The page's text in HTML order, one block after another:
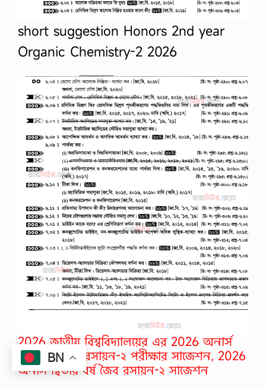
short suggestion Honors 2nd year
Organic Chemistry-2 2026
2026 জাতীয় বিশ্ববিদ্যালয়ের এর 2026 অনার্স
২য় বর্ষের জৈব রসায়ন-২ পরীক্ষার সাজেশন, 2026
অনার্স দ্বিতীয় বর্ষ জৈব রসায়ন-২ সাজেশন
BN